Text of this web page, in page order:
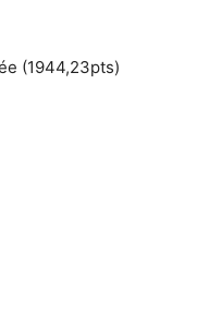
(1944,23pts)